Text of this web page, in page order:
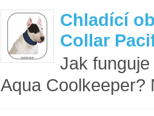
Chladící
Collar
Jak
Aqua Coolkeeper?